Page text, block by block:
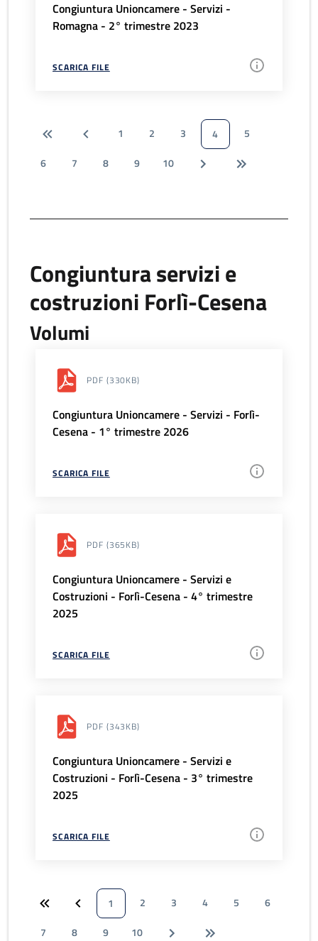
Congiuntura Unioncamere - Servizi -
Romagna - 2° trimestre 2023
SCARICA FILE
1 2 3 4
5
6
7 8 9 10
Congiuntura servizi e
costruzioni Forlì-Cesena
Volumi
PDF (330KB)
Congiuntura Unioncamere - Servizi - Forlì-
Cesena - 1° trimestre 2026
SCARICA FILE
PDF (365KB)
Congiuntura Unioncamere - Servizi e
Costruzioni - Forlì-Cesena - 4° trimestre
2025
SCARICA FILE
PDF (343KB)
Congiuntura Unioncamere - Servizi e
Costruzioni - Forlì-Cesena - 3° trimestre
2025
SCARICA FILE
1 2 3 4 5
6
7
8 9 10